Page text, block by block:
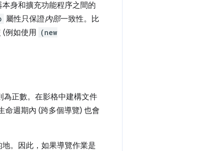
身和擴充功能程序之間的
屬性只保證內部一致性。比
(例如使用 (new
為正數。在影格中建構文件
命週期內 (跨多個導覽) 也會
。因此，如果導覽作業是